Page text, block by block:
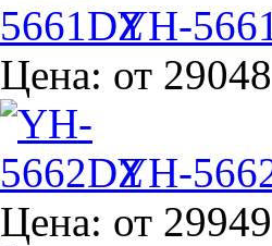
YH-
Цена: от
YH-
Цена: от